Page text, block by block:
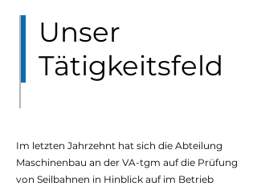
Unser
Tätigkeitsfeld
Im letzten Jahrzehnt hat sich die Abteilung
Maschinenbau an der VA-tgm auf die Prüfung
von Seilbahnen in Hinblick auf im Betrieb